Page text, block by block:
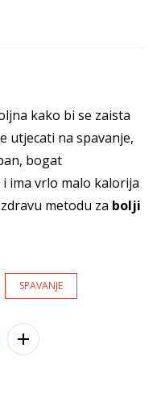
kako bi se zaista
utjecati na spavanje,
bogat
ima vrlo malo kalorija
metodu za bolji
SPAVANJE